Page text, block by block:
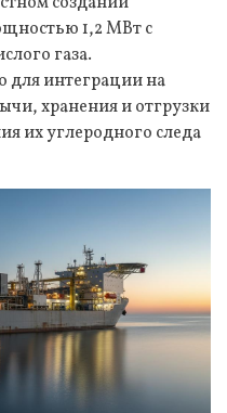
1,2 МВт с
газа.
для интеграции на
хранения и отгрузки
их углеродного следа